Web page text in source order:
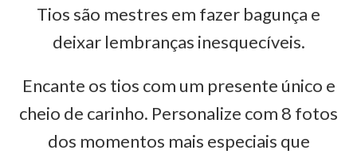
Tios são mestres em fazer bagunça e
deixar lembranças inesquecíveis.
Encante os tios com um presente único e
cheio de carinho. Personalize com 8 fotos
dos momentos mais especiais que